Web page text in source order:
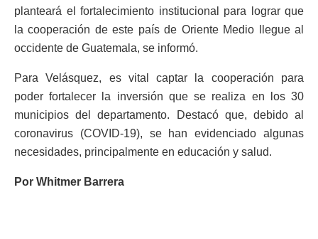
planteará el fortalecimiento institucional para lograr que
la cooperación de este país de Oriente Medio llegue al
occidente de Guatemala, se informó.
Para Velásquez, es vital captar la cooperación para
poder fortalecer la inversión que se realiza en los 30
municipios del departamento. Destacó que, debido al
coronavirus (COVID-19), se han evidenciado algunas
necesidades, principalmente en educación y salud.
Por Whitmer Barrera